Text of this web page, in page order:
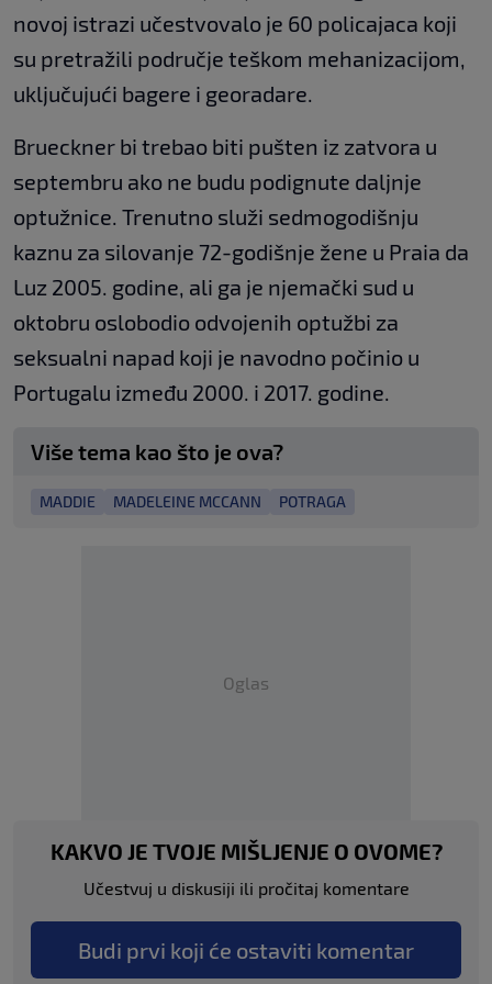
novoj istrazi učestvovalo je 60 policajaca koji
su pretražili područje teškom mehanizacijom,
uključujući bagere i georadare.
Brueckner bi trebao biti pušten iz zatvora u
septembru ako ne budu podignute daljnje
optužnice. Trenutno služi sedmogodišnju
kaznu za silovanje 72-godišnje žene u Praia da
Luz 2005. godine, ali ga je njemački sud u
oktobru oslobodio odvojenih optužbi za
seksualni napad koji je navodno počinio u
Portugalu između 2000. i 2017. godine.
Više tema kao što je ova?
MADDIE MADELEINE MCCANN POTRAGA
Oglas
KAKVO JE TVOJE MIŠLJENJE O OVOME?
Učestvuj u diskusiji ili pročitaj komentare
Budi prvi koji će ostaviti komentar